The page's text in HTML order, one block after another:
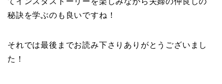
秘訣を学ぶのも良いですね！
それでは最後までお読み下さりありがとうございまし
た！